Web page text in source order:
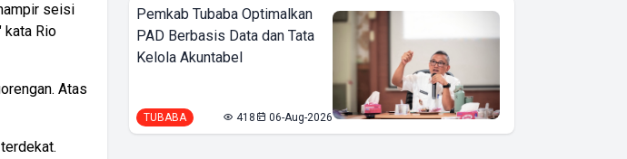
seisi
kata Rio
Atas
Pemkab Tubaba Optimalkan
PAD Berbasis Data dan Tata
Kelola Akuntabel
TUBABA 418 06-Aug-2026